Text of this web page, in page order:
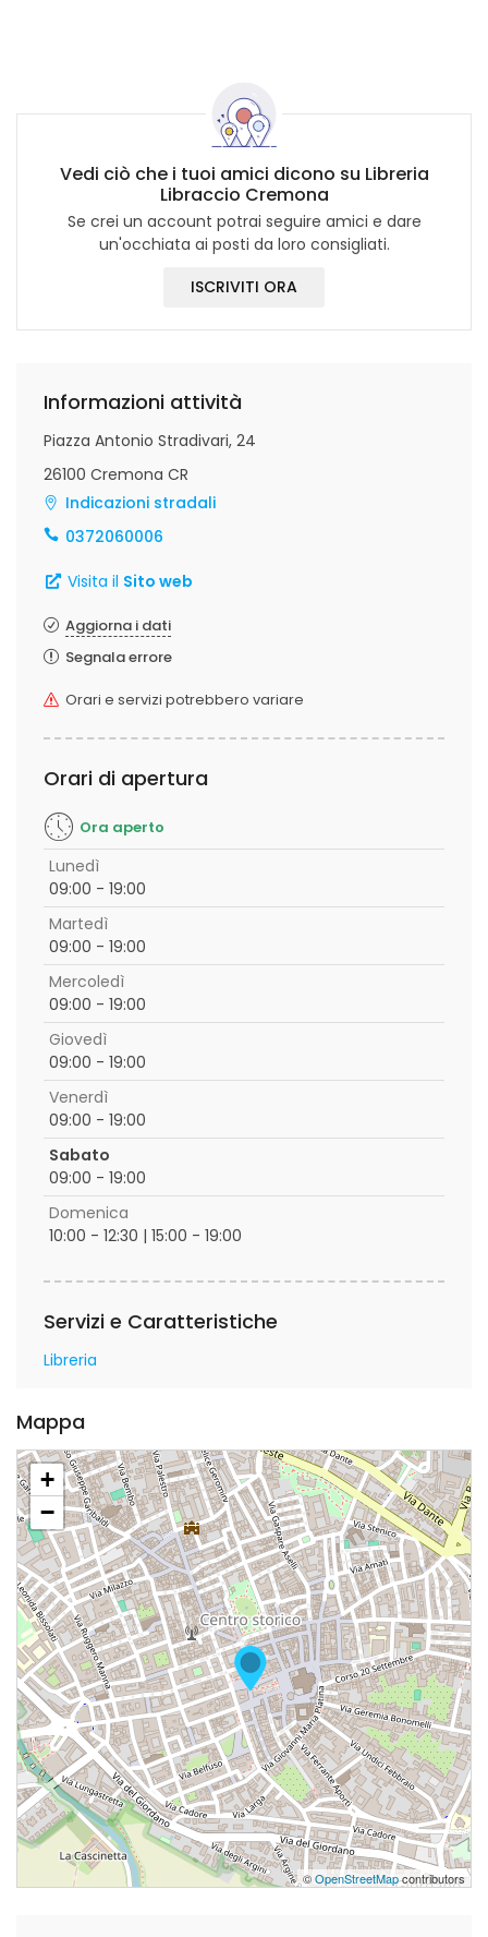
Vedi ciò che i tuoi amici dicono su Libreria
Libraccio Cremona
Se crei un account potrai seguire amici e dare
un'occhiata ai posti da loro consigliati.
ISCRIVITI ORA
Informazioni attività
Piazza Antonio Stradivari, 24
26100 Cremona CR
Indicazioni stradali
0372060006
Visita il Sito web
Aggiorna i dati
Segnala errore
Orari e servizi potrebbero variare
Orari di apertura
Ora aperto
Lunedì
09:00 - 19:00
Martedì
09:00 - 19:00
Mercoledì
09:00 - 19:00
Giovedì
09:00 - 19:00
Venerdì
09:00 - 19:00
Sabato
09:00 - 19:00
Domenica
10:00 - 12:30 | 15:00 - 19:00
Servizi e Caratteristiche
Libreria
Mappa
+
−
©OpenStreetMapcontributors